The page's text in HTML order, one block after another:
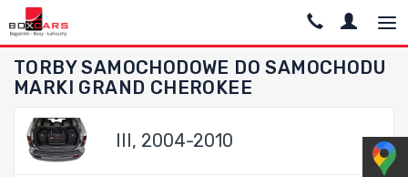
TORBY SAMOCHODOWE DO SAMOCHODU
MARKI GRAND CHEROKEE
III, 2004-2010